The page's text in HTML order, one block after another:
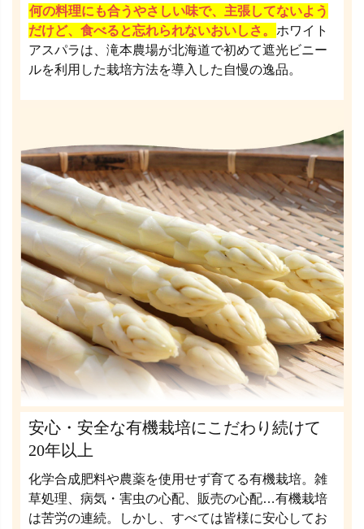
何の料理にも合うやさしい味で、主張してないよう
だけど、食べると忘れられないおいしさ。
ホワイト
アスパラは、滝本農場が北海道で初めて遮光ビニー
ルを利用した栽培方法を導入した自慢の逸品。
安心・安全な有機栽培にこだわり続けて
20年以上
化学合成肥料や農薬を使用せず育てる有機栽培。雑
草処理、病気・害虫の心配、販売の心配…有機栽培
は苦労の連続。しかし、すべては皆様に安心してお